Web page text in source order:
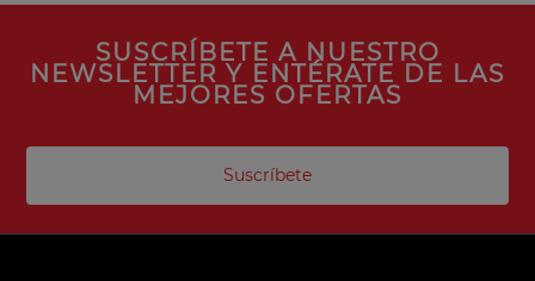
SUSCRÍBETE A NUESTRO
NEWSLETTER Y ENTÉRATE DE LAS
MEJORES OFERTAS
Suscríbete